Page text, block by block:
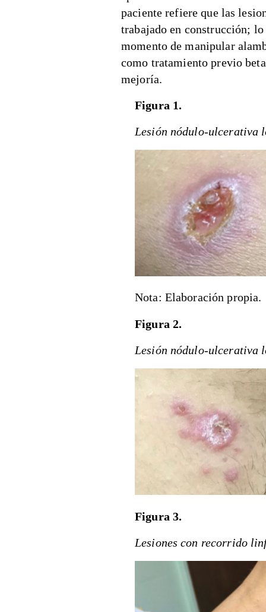
paciente refiere que las
trabajado en construcción;
momento de manipular
como tratamiento previo
mejoría.
Figura 1.
Lesión nódulo-ulcerativa
Nota: Elaboración propia.
Figura 2.
Lesión nódulo-ulcerativa
Figura 3.
Lesiones con recorrido